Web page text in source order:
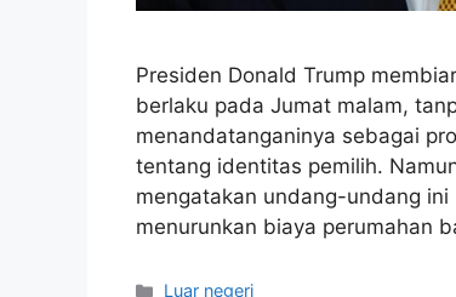
Presiden Donald Trump
berlaku pada Jumat malam,
menandatanganinya sebagai
tentang identitas pemilih.
mengatakan undang-undang
menurunkan biaya perumahan
Kategori
Luar negeri